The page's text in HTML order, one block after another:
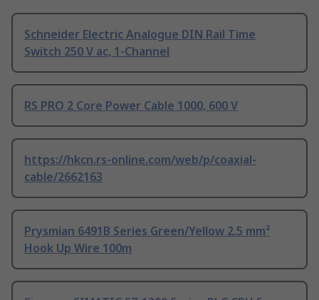
Schneider Electric Analogue DIN Rail Time
Switch 250 V ac, 1-Channel
RS PRO 2 Core Power Cable 1000, 600 V
https://hkcn.rs-online.com/web/p/coaxial-
cable/2662163
Prysmian 6491B Series Green/Yellow 2.5 mm²
Hook Up Wire 100m